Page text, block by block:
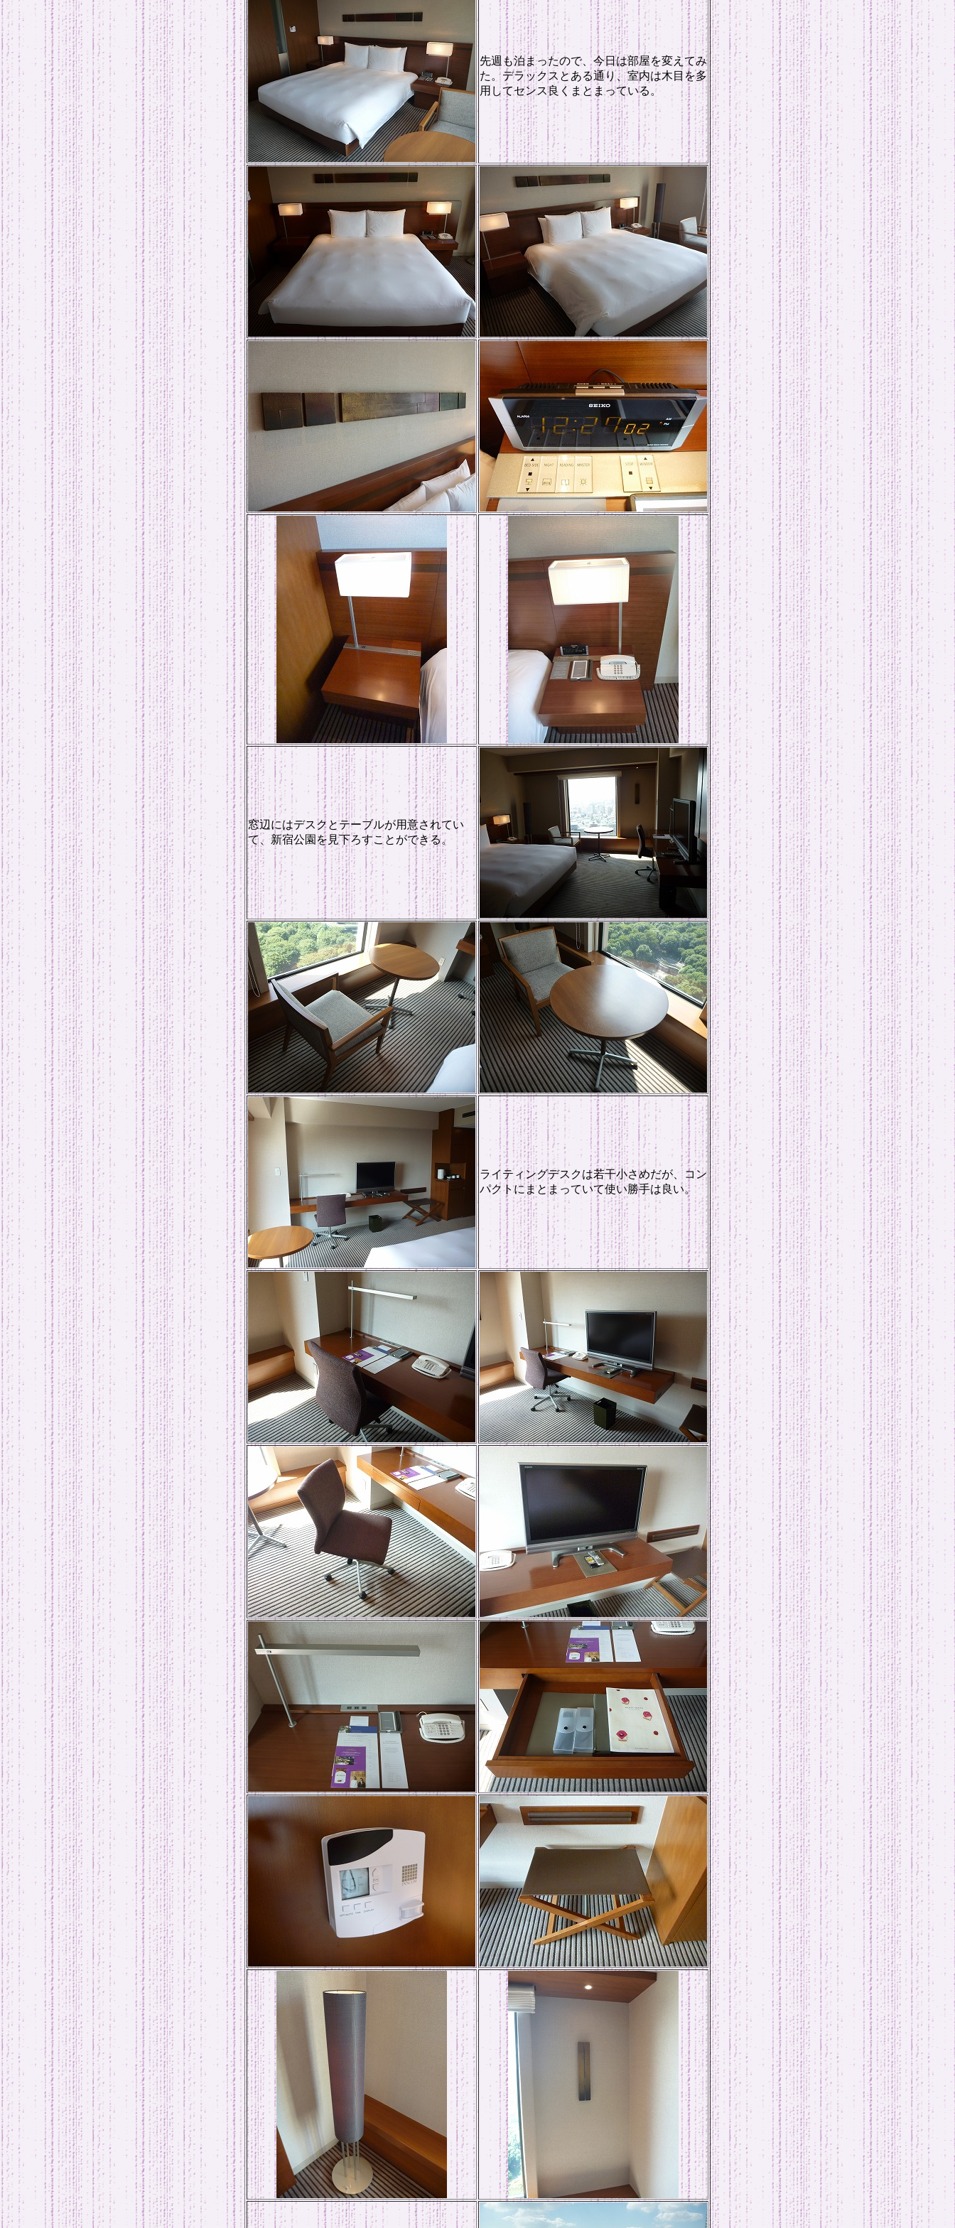
先週も泊まったので、今日は部屋を変えてみ
た。デラックスとある通り、室内は木目を多
用してセンス良くまとまっている。
窓辺にはデスクとテーブルが用意されてい
て、新宿公園を見下ろすことができる。
ライティングデスクは若干小さめだが、コン
パクトにまとまっていて使い勝手は良い。